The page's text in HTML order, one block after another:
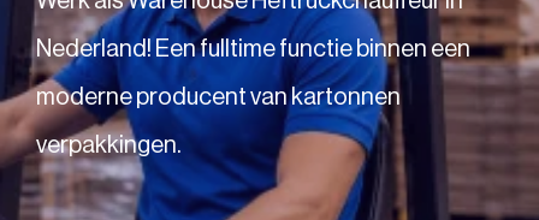
Nederland! Een fulltime functie binnen een
moderne producent van kartonnen
verpakkingen.